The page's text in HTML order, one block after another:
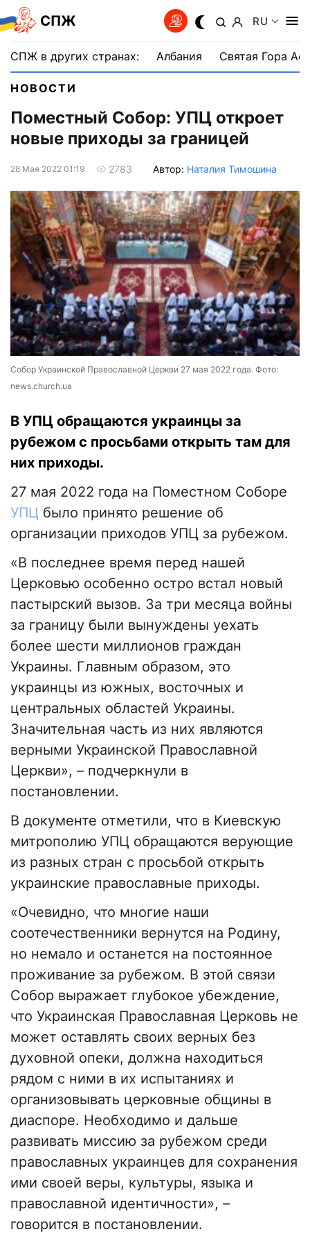
СПЖ RU
СПЖ в других странах: Албания Святая Гора
НОВОСТИ
Поместный Собор: УПЦ откроет
новые приходы за границей
28 Мая 2022 01:19 2783 Автор: Наталия Тимошина
Собор Украинской Православной Церкви 27 мая 2022 года. Фото:
news.church.ua
В УПЦ обращаются украинцы за
рубежом с просьбами открыть там для
них приходы.
27 мая 2022 года на Поместном Соборе
УПЦ было принято решение об
организации приходов УПЦ за рубежом.
«В последнее время перед нашей
Церковью особенно остро встал новый
пастырский вызов. За три месяца войны
за границу были вынуждены уехать
более шести миллионов граждан
Украины. Главным образом, это
украинцы из южных, восточных и
центральных областей Украины.
Значительная часть из них являются
верными Украинской Православной
Церкви», – подчеркнули в
постановлении.
В документе отметили, что в Киевскую
митрополию УПЦ обращаются верующие
из разных стран с просьбой открыть
украинские православные приходы.
«Очевидно, что многие наши
соотечественники вернутся на Родину,
но немало и останется на постоянное
проживание за рубежом. В этой связи
Собор выражает глубокое убеждение,
что Украинская Православная Церковь не
может оставлять своих верных без
духовной опеки, должна находиться
рядом с ними в их испытаниях и
организовывать церковные общины в
диаспоре. Необходимо и дальше
развивать миссию за рубежом среди
православных украинцев для сохранения
ими своей веры, культуры, языка и
православной идентичности», –
говорится в постановлении.